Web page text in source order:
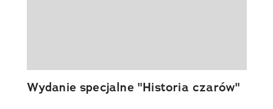
Wydanie specjalne "Historia czarów"